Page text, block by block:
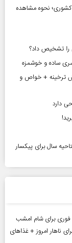
کشوری؛ نحوه مشاهده
را تشخیص داد؟
ساده و خوشمزه
ترخینه + خواص و
دارد
و ساده برای ناهار امروز + غذاهای